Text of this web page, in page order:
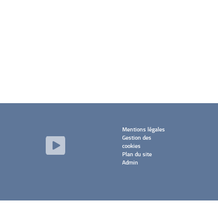
Mentions légales
Gestion des
cookies
Plan du site
Admin